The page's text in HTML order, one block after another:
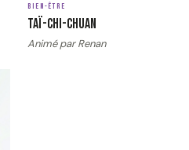
BIEN-ÊTRE
Taï-chi-chuan
Animé par Renan